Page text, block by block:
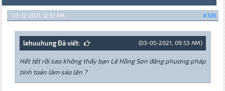
#326
03-12-2021, 12:37 AM
(03-05-2021, 09:53 AM)
lehuuhung Đã viết:
Hết tết rồi sao không thấy bạn Lê Hồng Sơn đăng phương pháp
tính toán làm sáo lên ?